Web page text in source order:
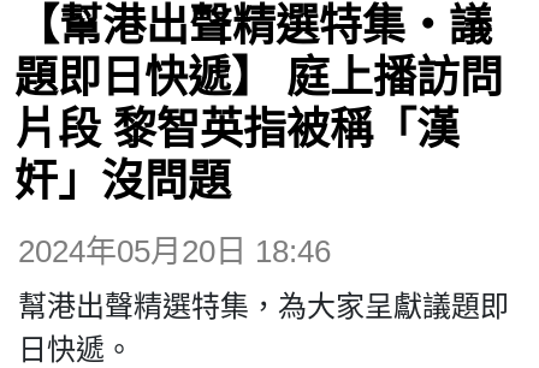
觀點
博客
投票
視頻
昔日
【幫港出聲精選特集‧議
題即日快遞】 庭上播訪問
片段 黎智英指被稱「漢
奸」沒問題
2024年05月20日 18:46
幫港出聲精選特集，為大家呈獻議題即
日快遞。